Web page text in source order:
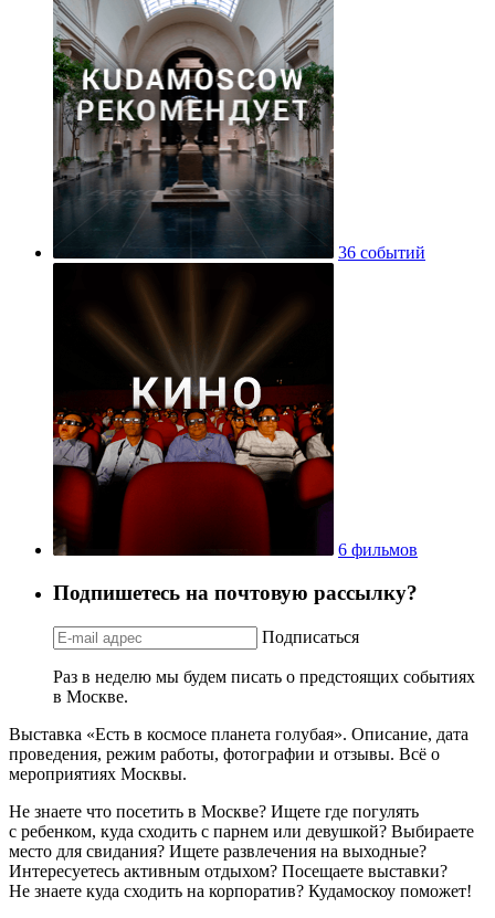
36 событий
6 фильмов
Подпишетесь на почтовую рассылку?
Подписаться
Раз в неделю мы будем писать о предстоящих событиях
в Москве.
Выставка «Есть в космосе планета голубая». Описание, дата
проведения, режим работы, фотографии и отзывы. Всё о
мероприятиях Москвы.
Не знаете что посетить в Москве? Ищете где погулять
с ребенком, куда сходить с парнем или девушкой? Выбираете
место для свидания? Ищете развлечения на выходные?
Интересуетесь активным отдыхом? Посещаете выставки?
Не знаете куда сходить на корпоратив? Кудамоскоу поможет!